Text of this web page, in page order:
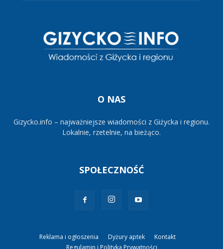
O NAS
Gizycko.info – najważniejsze wiadomości z Giżycka i regionu.
Lokalnie, rzetelnie, na bieżąco.
SPOŁECZNOŚĆ
Reklama i ogłoszenia Dyżury aptek
Kontakt
Regulamin i Polityka Prywatności